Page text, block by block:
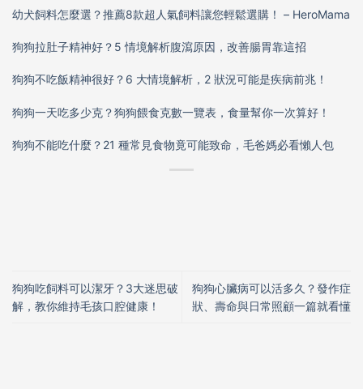
幼犬飼料怎麼選？推薦8款超人氣飼料讓您輕鬆選購！ – HeroMama
狗狗拉肚子精神好？5 情境解析腹瀉原因，改善腸胃靠這招
狗狗不吃飯精神很好？6 大情境解析，2 狀況可能是疾病前兆！
狗狗一天吃多少克？狗狗餵食克數一覽表，食量幫你一次算好！
狗狗不能吃什麼？21 種常見食物竟可能致命，毛爸媽必看懶人包
狗狗吃飼料可以潔牙？3大迷思破
解，教你維持毛孩口腔健康！
狗狗心臟病可以活多久？發作症
狀、壽命與日常照顧一篇就看懂